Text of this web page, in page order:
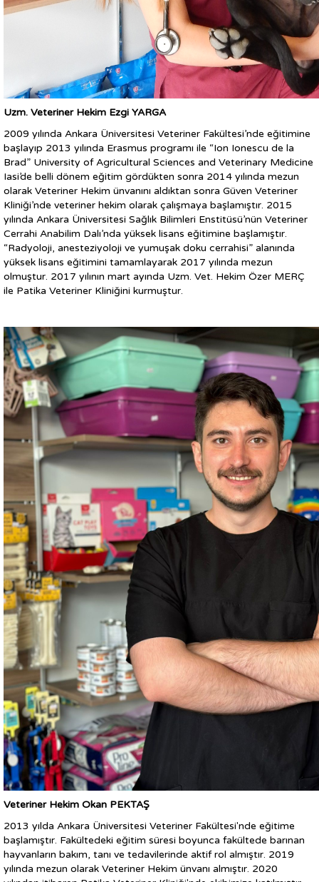
Uzm. Veteriner Hekim Ezgi YARGA
2009 yılında Ankara Üniversitesi Veteriner Fakültesi’nde eğitimine
başlayıp 2013 yılında Erasmus programı ile “Ion Ionescu de la
Brad” University of Agricultural Sciences and Veterinary Medicine
Iasi’de belli dönem eğitim gördükten sonra 2014 yılında mezun
olarak Veteriner Hekim ünvanını aldıktan sonra Güven Veteriner
Kliniği’nde veteriner hekim olarak çalışmaya başlamıştır. 2015
yılında Ankara Üniversitesi Sağlık Bilimleri Enstitüsü’nün Veteriner
Cerrahi Anabilim Dalı’nda yüksek lisans eğitimine başlamıştır.
“Radyoloji, anesteziyoloji ve yumuşak doku cerrahisi” alanında
yüksek lisans eğitimini tamamlayarak 2017 yılında mezun
olmuştur. 2017 yılının mart ayında Uzm. Vet. Hekim Özer MERÇ
ile Patika Veteriner Kliniğini kurmuştur.
Veteriner Hekim Okan PEKTAŞ
2013 yılda Ankara Üniversitesi Veteriner Fakültesi'nde eğitime
başlamıştır. Fakültedeki eğitim süresi boyunca fakültede barınan
hayvanların bakım, tanı ve tedavilerinde aktif rol almıştır. 2019
yılında mezun olarak Veteriner Hekim ünvanı almıştır. 2020